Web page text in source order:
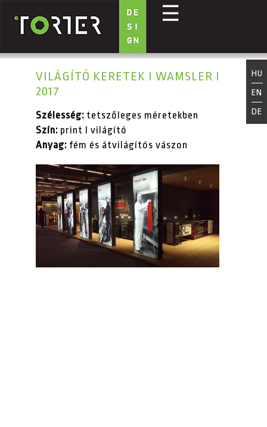
Ugrás a tartalomra
☰
HU
EN
DE
VILÁGÍTÓ KERETEK I WAMSLER I
2017
Szélesség: tetszőleges méretekben
Szín: print I világító
Anyag: fém és átvilágítós vászon